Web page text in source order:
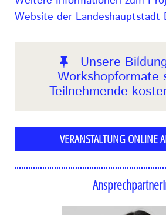
Website der Landeshauptstadt
Unsere
Workshopformate
Teilnehmende
VERANSTALTUNG ONLINE